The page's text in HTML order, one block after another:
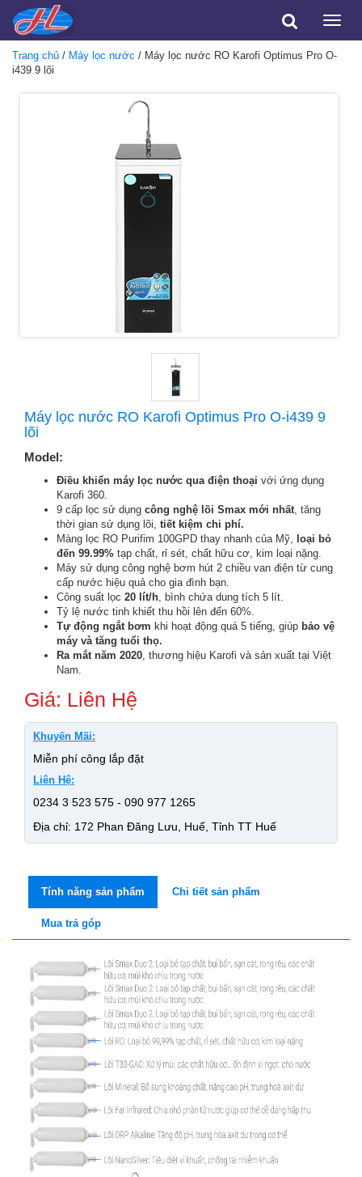
Toggle
Trang chủ / Máy lọc nước / Máy lọc nước RO Karofi Optimus Pro O-
i439 9 lõi
Máy lọc nước RO Karofi Optimus Pro O-i439 9
lõi
Model:
Điều khiển máy lọc nước qua điện thoại với ứng dụng
Karofi 360.
9 cấp lọc sử dụng công nghệ lõi Smax mới nhất, tăng
thời gian sử dụng lõi, tiết kiệm chi phí.
Màng lọc RO Purifim 100GPD thay nhanh của Mỹ, loại bỏ
đến 99.99% tạp chất, rỉ sét, chất hữu cơ, kim loại nặng.
Máy sử dụng công nghệ bơm hút 2 chiều van điện từ cung
cấp nước hiệu quả cho gia đình bạn.
Công suất lọc 20 lít/h, bình chứa dung tích 5 lít.
Tỷ lệ nước tinh khiết thu hồi lên đến 60%.
Tự động ngắt bơm khi hoạt động quá 5 tiếng, giúp bảo vệ
máy và tăng tuổi thọ.
Ra mắt năm 2020, thương hiệu Karofi và sản xuất tại Việt
Nam.
Giá: Liên Hệ
Khuyến Mãi:
Miễn phí công lắp đặt
Liên Hệ:
0234 3 523 575 - 090 977 1265
Địa chỉ: 172 Phan Đăng Lưu, Huế, Tỉnh TT Huế
Tính năng sản phẩm Chi tiết sản phẩm
Mua trả góp